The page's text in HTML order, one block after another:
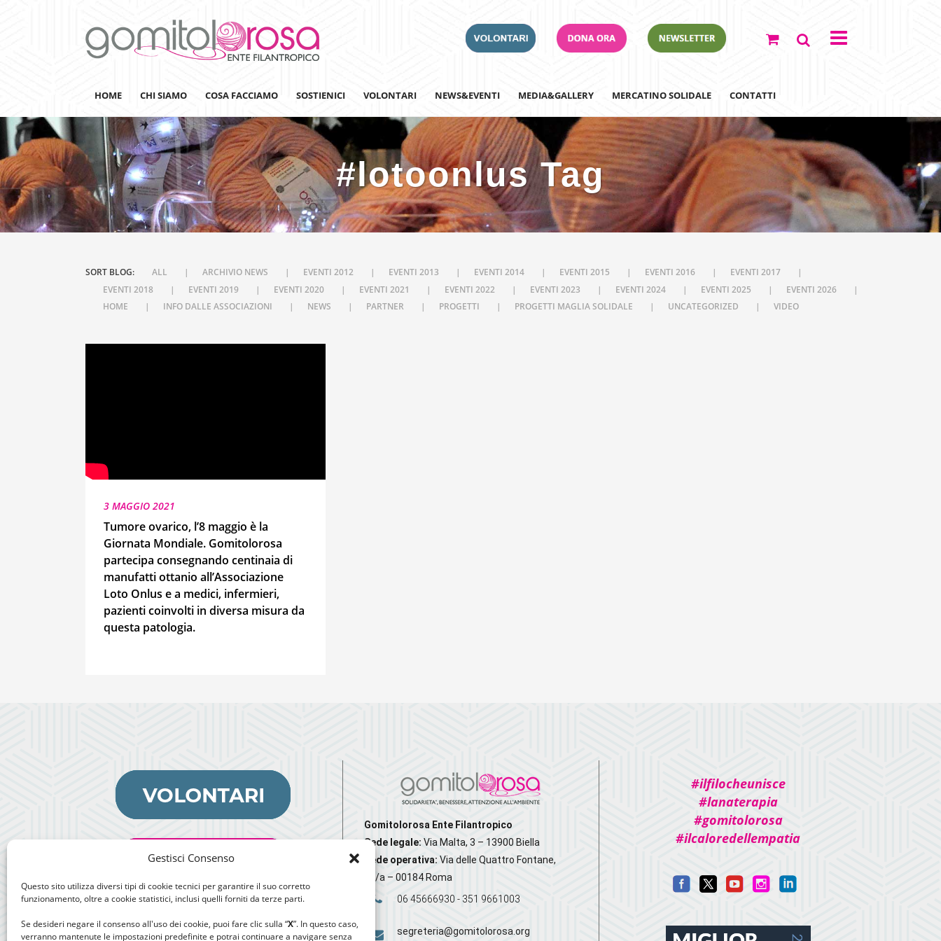
Gestisci Consenso
Questo sito utilizza diversi tipi di cookie tecnici per garantire il suo corretto
funzionamento, oltre a cookie statistici, inclusi quelli forniti da terze parti.
Se desideri negare il consenso all'uso dei cookie, puoi fare clic sulla “X”. In questo caso,
verranno mantenute le impostazioni predefinite e potrai continuare a navigare senza
HOME CHI SIAMO COSA FACCIAMO
Lanaterapia
Ricerca
Sensibilizzazione
Giornata della Lana
Gomitolorosa4ARTS
SOSTIENICI
Adotta un Ospedale
Team Building
VOLONTARI NEWS&EVENTI MEDIA&GALLERY MERCATINO SOLIDALE CONTATTI
#lotoonlus Tag
SORT BLOG: ALL ARCHIVIO NEWS EVENTI 2012 EVENTI 2013 EVENTI 2014 EVENTI 2015 EVENTI 2016
EVENTI 2017
EVENTI 2018
EVENTI 2019 EVENTI 2020 EVENTI 2021 EVENTI 2022 EVENTI 2023 EVENTI 2024 EVENTI 2025
EVENTI 2026
HOME
INFO DALLE ASSOCIAZIONI NEWS PARTNER PROGETTI PROGETTI MAGLIA SOLIDALE UNCATEGORIZED VIDEO
3 MAGGIO 2021
Tumore ovarico, l’8 maggio è la
Giornata Mondiale. Gomitolorosa
partecipa consegnando centinaia di
manufatti ottanio all’Associazione
Loto Onlus e a medici, infermieri,
pazienti coinvolti in diversa misura da
questa patologia.
Gomitolorosa Ente Filantropico
Sede legale: Via Malta, 3 – 13900 Biella
Sede operativa: Via delle Quattro Fontane,
20/a – 00184 Roma
06 45666930 - 351 9661003
segreteria@gomitolorosa.org
#ilfilocheunisce
#lanaterapia
#gomitolorosa
#ilcaloredellempatia